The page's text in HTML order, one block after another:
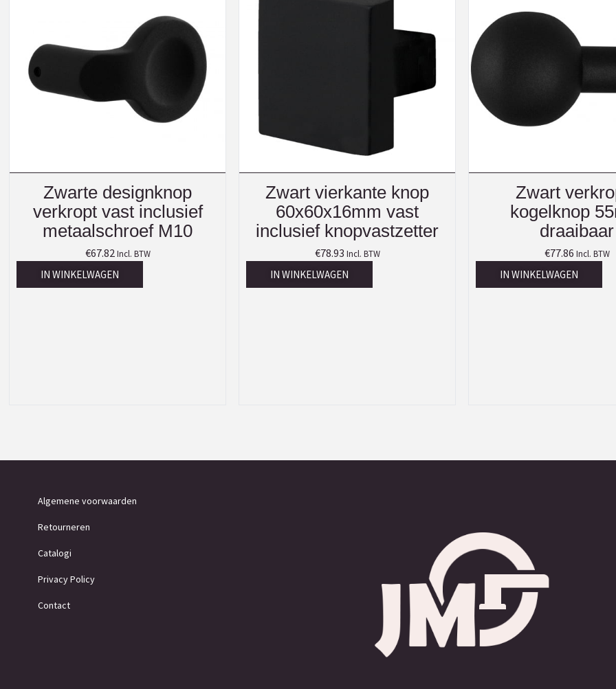
Zwarte designknop
verkropt vast inclusief
metaalschroef M10
€67.82 Incl. BTW
IN WINKELWAGEN
Zwart vierkante knop
60x60x16mm vast
inclusief knopvastzetter
€78.93 Incl. BTW
IN WINKELWAGEN
Zwart
kogelknop
draaibaar
€77.86 Incl. BTW
IN WINKELWAGEN
Algemene voorwaarden
Retourneren
Catalogi
Privacy Policy
Contact